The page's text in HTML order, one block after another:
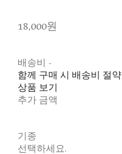
18,000원
배송비 -
함께 구매 시 배송비 절약
상품 보기
추가 금액
기종
선택하세요.